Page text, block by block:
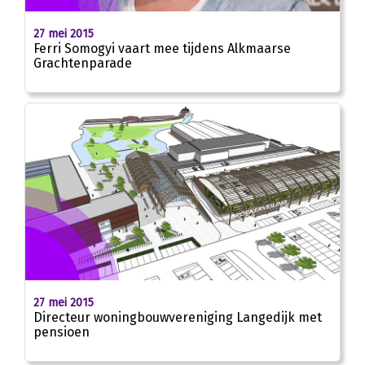
27 mei 2015
Ferri Somogyi vaart mee tijdens Alkmaarse
Grachtenparade
27 mei 2015
Directeur woningbouwvereniging Langedijk met
pensioen